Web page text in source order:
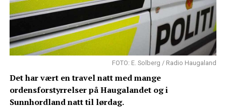
FOTO: E. Solberg / Radio Haugaland
Det har vært en travel natt med mange
ordensforstyrrelser på Haugalandet og i
Sunnhordland natt til lørdag.